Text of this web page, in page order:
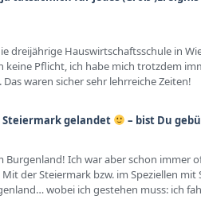
dreijährige Hauswirtschaftsschule in
keine Pflicht, ich habe mich trotzdem
waren sicher sehr lehrreiche Zeiten!
Steiermark gelandet – bist Du
Burgenland! Ich war aber schon immer
der Steiermark bzw. im Speziellen
wobei ich gestehen muss: ich